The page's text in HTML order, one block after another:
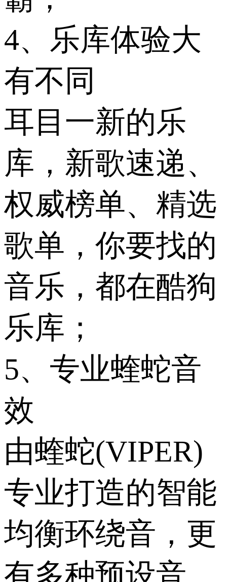
4、乐库体验大
有不同
耳目一新的乐
库，新歌速递、
权威榜单、精选
歌单，你要找的
音乐，都在酷狗
乐库；
5、专业蝰蛇音
效
由蝰蛇(VIPER)
专业打造的智能
均衡环绕音，更
有多种预设音